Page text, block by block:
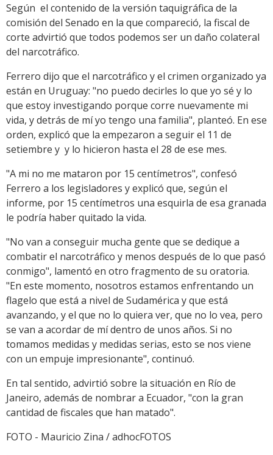
Según el contenido de la versión taquigráfica de la
comisión del Senado en la que compareció, la fiscal de
corte advirtió que todos podemos ser un daño colateral
del narcotráfico.
Ferrero dijo que el narcotráfico y el crimen organizado ya
están en Uruguay: "no puedo decirles lo que yo sé y lo
que estoy investigando porque corre nuevamente mi
vida, y detrás de mí yo tengo una familia", planteó. En ese
orden, explicó que la empezaron a seguir el 11 de
setiembre y y lo hicieron hasta el 28 de ese mes.
"A mi no me mataron por 15 centímetros", confesó
Ferrero a los legisladores y explicó que, según el
informe, por 15 centímetros una esquirla de esa granada
le podría haber quitado la vida.
"No van a conseguir mucha gente que se dedique a
combatir el narcotráfico y menos después de lo que pasó
conmigo", lamentó en otro fragmento de su oratoria.
"En este momento, nosotros estamos enfrentando un
flagelo que está a nivel de Sudamérica y que está
avanzando, y el que no lo quiera ver, que no lo vea, pero
se van a acordar de mí dentro de unos años. Si no
tomamos medidas y medidas serias, esto se nos viene
con un empuje impresionante", continuó.
En tal sentido, advirtió sobre la situación en Río de
Janeiro, además de nombrar a Ecuador, "con la gran
cantidad de fiscales que han matado".
FOTO - Mauricio Zina / adhocFOTOS